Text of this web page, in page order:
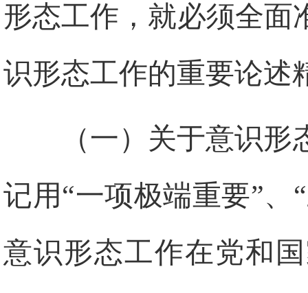
形态工作，就必须全面
识形态工作的重要论述
（一）关于意识
记用“一项极端重要”、
意识形态工作在党和